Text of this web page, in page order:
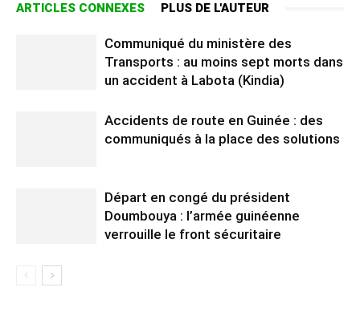
ARTICLES CONNEXES PLUS DE L'AUTEUR
Communiqué du ministère des
Transports : au moins sept morts dans
un accident à Labota (Kindia)
Accidents de route en Guinée : des
communiqués à la place des solutions
Départ en congé du président
Doumbouya : l’armée guinéenne
verrouille le front sécuritaire